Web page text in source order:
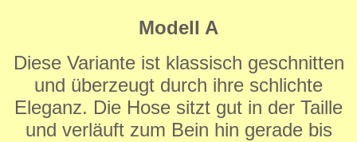
Modell A
Diese Variante ist klassisch geschnitten
und überzeugt durch ihre schlichte
Eleganz. Die Hose sitzt gut in der Taille
und verläuft zum Bein hin gerade bis